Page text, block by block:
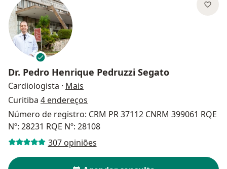
Dr. Pedro Henrique Pedruzzi Segato
Cardiologista · Mais
Curitiba 4 endereços
Número de registro: CRM PR 37112 CNRM 399061 RQE
Nº: 28231 RQE Nº: 28108
307 opiniões